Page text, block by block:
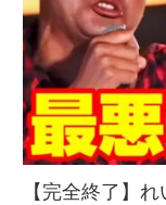
【完全終了】